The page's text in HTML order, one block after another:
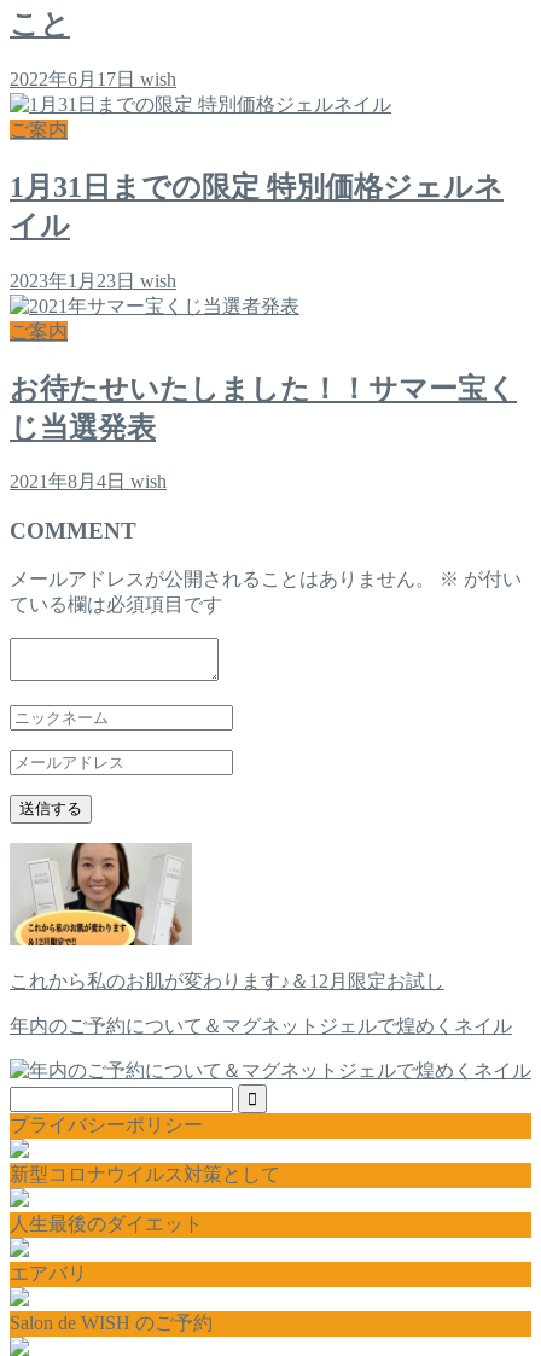
こと
2022年6月17日 wish
ご案内
1月31日までの限定 特別価格ジェルネ
イル
2023年1月23日 wish
ご案内
お待たせいたしました！！サマー宝く
じ当選発表
2021年8月4日 wish
COMMENT
メールアドレスが公開されることはありません。 ※ が付い
ている欄は必須項目です
これから私のお肌が変わります♪＆12月限定お試し
年内のご予約について＆マグネットジェルで煌めくネイル
プライバシーポリシー
新型コロナウイルス対策として
人生最後のダイエット
エアバリ
Salon de WISH のご予約